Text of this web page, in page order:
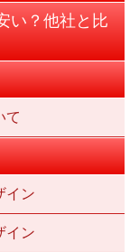
い？他社と比
て
イン
イン